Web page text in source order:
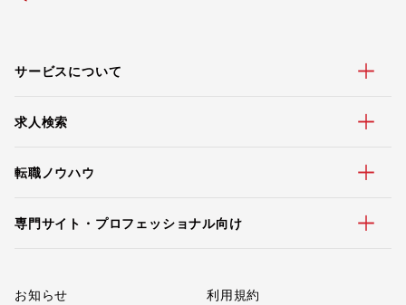
サービスについて
求人検索
転職ノウハウ
専門サイト・プロフェッショナル向け
お知らせ 利用規約